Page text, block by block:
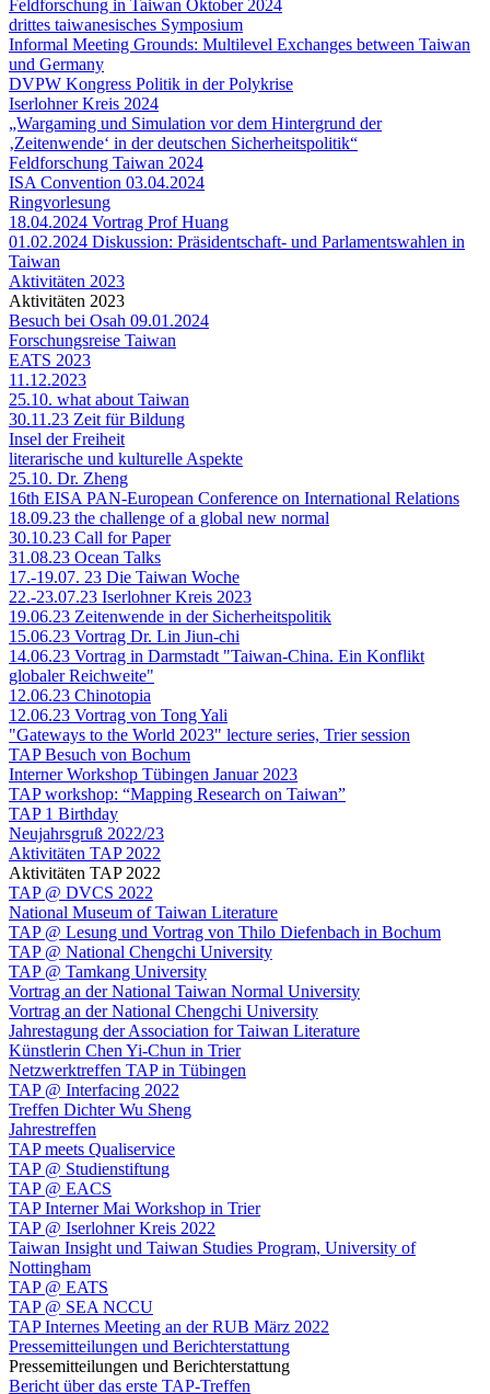
Feldforschung in Taiwan Oktober 2024
drittes taiwanesisches Symposium
Informal Meeting Grounds: Multilevel Exchanges between Taiwan
und Germany
DVPW Kongress Politik in der Polykrise
Iserlohner Kreis 2024
„Wargaming und Simulation vor dem Hintergrund der
‚Zeitenwende‘ in der deutschen Sicherheitspolitik“
Feldforschung Taiwan 2024
ISA Convention 03.04.2024
Ringvorlesung
18.04.2024 Vortrag Prof Huang
01.02.2024 Diskussion: Präsidentschaft- und Parlamentswahlen in
Taiwan
Aktivitäten 2023
Aktivitäten 2023
Besuch bei Osah 09.01.2024
Forschungsreise Taiwan
EATS 2023
11.12.2023
25.10. what about Taiwan
30.11.23 Zeit für Bildung
Insel der Freiheit
literarische und kulturelle Aspekte
25.10. Dr. Zheng
16th EISA PAN-European Conference on International Relations
18.09.23 the challenge of a global new normal
30.10.23 Call for Paper
31.08.23 Ocean Talks
17.-19.07. 23 Die Taiwan Woche
22.-23.07.23 Iserlohner Kreis 2023
19.06.23 Zeitenwende in der Sicherheitspolitik
15.06.23 Vortrag Dr. Lin Jiun-chi
14.06.23 Vortrag in Darmstadt "Taiwan-China. Ein Konflikt
globaler Reichweite"
12.06.23 Chinotopia
12.06.23 Vortrag von Tong Yali
"Gateways to the World 2023" lecture series, Trier session
TAP Besuch von Bochum
Interner Workshop Tübingen Januar 2023
TAP workshop: “Mapping Research on Taiwan”
TAP 1 Birthday
Neujahrsgruß 2022/23
Aktivitäten TAP 2022
Aktivitäten TAP 2022
TAP @ DVCS 2022
National Museum of Taiwan Literature
TAP @ Lesung und Vortrag von Thilo Diefenbach in Bochum
TAP @ National Chengchi University
TAP @ Tamkang University
Vortrag an der National Taiwan Normal University
Vortrag an der National Chengchi University
Jahrestagung der Association for Taiwan Literature
Künstlerin Chen Yi-Chun in Trier
Netzwerktreffen TAP in Tübingen
TAP @ Interfacing 2022
Treffen Dichter Wu Sheng
Jahrestreffen
TAP meets Qualiservice
TAP @ Studienstiftung
TAP @ EACS
TAP Interner Mai Workshop in Trier
TAP @ Iserlohner Kreis 2022
Taiwan Insight und Taiwan Studies Program, University of
Nottingham
TAP @ EATS
TAP @ SEA NCCU
TAP Internes Meeting an der RUB März 2022
Pressemitteilungen und Berichterstattung
Pressemitteilungen und Berichterstattung
Bericht über das erste TAP-Treffen